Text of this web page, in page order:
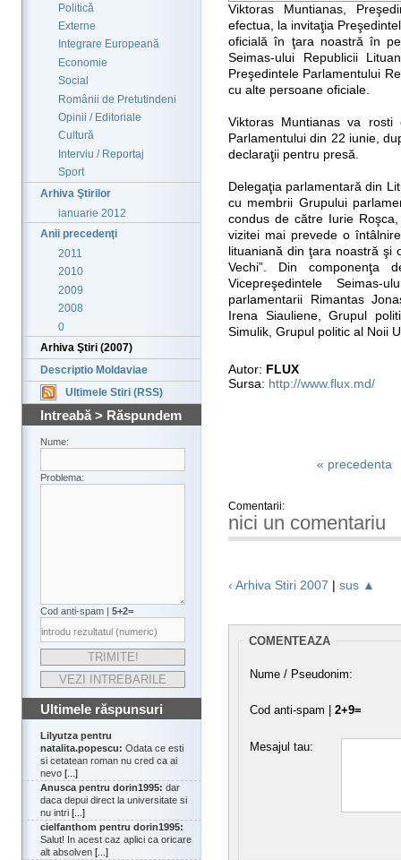
Politică
Externe
Integrare Europeană
Economie
Social
Românii de Pretutindeni
Opinii / Editoriale
Cultură
Interviu / Reportaj
Sport
Arhiva Ştirilor
ianuarie 2012
Anii precedenţi
2011
2010
2009
2008
0
Arhiva Ştiri (2007)
Descriptio Moldaviae
Ultimele Stiri (RSS)
Intreabă > Răspundem
Nume:
Problema:
Cod anti-spam | 5+2=
Ultimele răspunsuri
Lilyutza pentru
natalita.popescu: Odata ce esti
si cetatean roman nu cred ca ai
nevo [...]
Anusca pentru dorin1995: dar
daca depui direct la universitate si
nu intri [...]
cielfanthom pentru dorin1995:
Salut! In acest caz aplici ca oricare
alt absolven [...]
Viktoras Muntianas,
efectua, la invitaţia
oficială în ţara noastră în
Seimas-ului Republicii
Preşedintele Parlamentului
cu alte persoane oficiale.
Viktoras Muntianas va
Parlamentului din 22 iunie,
declaraţii pentru presă.
Delegaţia parlamentară din
cu membrii Grupului
condus de către Iurie
vizitei mai prevede o
lituaniană din ţara noastră şi
Vechi”. Din componenţa
Vicepreşedintele
parlamentarii Rimantas
Irena Siauliene, Grupul
Simulik, Grupul politic al Noii
Autor: FLUX
Sursa: http://www.flux.md/
« precedenta
Comentarii:
nici un comentariu
‹ Arhiva Stiri 2007 | sus ▲
COMENTEAZA
Nume / Pseudonim:
Cod anti-spam | 2+9=
Mesajul tau: